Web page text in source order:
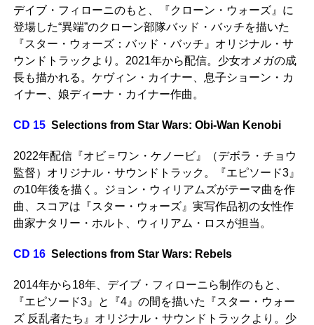
デイブ・フィローニのもと、『クローン・ウォーズ』に
登場した“異端”のクローン部隊バッド・バッチを描いた
『スター・ウォーズ：バッド・バッチ』オリジナル・サ
ウンドトラックより。2021年から配信。少女オメガの成
長も描かれる。ケヴィン・カイナー、息子ショーン・カ
イナー、娘ディーナ・カイナー作曲。
CD 15Selections from Star Wars: Obi-Wan Kenobi
2022年配信『オビ＝ワン・ケノービ』（デボラ・チョウ
監督）オリジナル・サウンドトラック。『エピソード3』
の10年後を描く。ジョン・ウィリアムズがテーマ曲を作
曲、スコアは『スター・ウォーズ』実写作品初の女性作
曲家ナタリー・ホルト、ウィリアム・ロスが担当。
CD 16Selections from Star Wars: Rebels
2014年から18年、デイブ・フィローニら制作のもと、
『エピソード3』と『4』の間を描いた『スター・ウォー
ズ 反乱者たち』オリジナル・サウンドトラックより。少